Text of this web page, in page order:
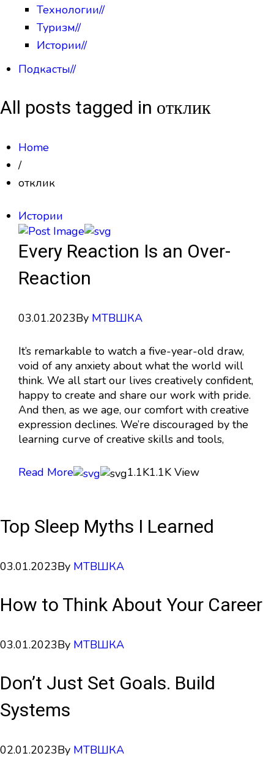
Технологии//
Туризм//
Истории//
Подкасты//
All posts tagged in отклик
Home
/
отклик
Истории
Every Reaction Is an Over-
Reaction
03.01.2023By МТВШКА
It’s remarkable to watch a five-year-old draw,
void of any anxiety about what the world will
think. We all start our lives creatively confident,
happy to create and share our work with pride.
And then, as we age, our comfort with creative
expression declines. We’re discouraged by the
learning curve of creative skills and tools,
Read More 1.1K1.1K View
Top Sleep Myths I Learned
03.01.2023By МТВШКА
How to Think About Your Career
03.01.2023By МТВШКА
Don’t Just Set Goals. Build
Systems
02.01.2023By МТВШКА